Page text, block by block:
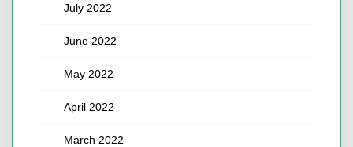
July 2022
June 2022
May 2022
April 2022
March 2022